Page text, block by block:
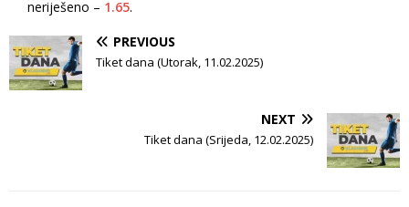
neriješeno – 1.65.
PREVIOUS
Tiket dana (Utorak, 11.02.2025)
NEXT
Tiket dana (Srijeda, 12.02.2025)